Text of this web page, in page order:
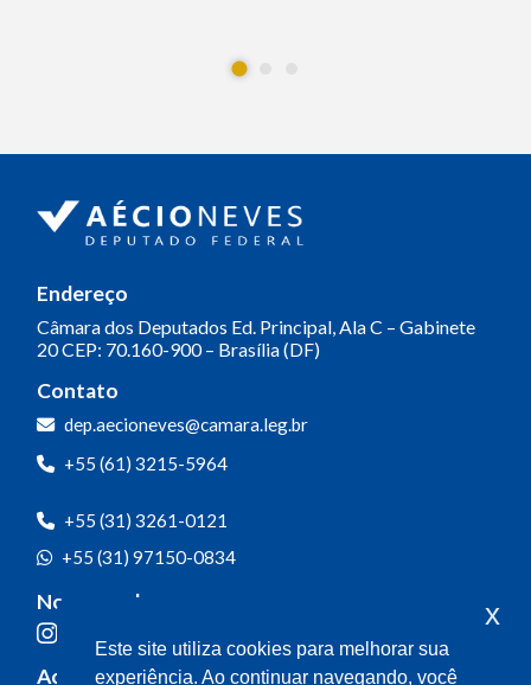
Endereço
Câmara dos Deputados Ed. Principal, Ala C – Gabinete
20CEP: 70.160-900 – Brasília (DF)
Contato
dep.aecioneves@camara.leg.br
+55 (61) 3215-5964
+55 (31) 3261-0121
+55 (31) 97150-0834
Nossas redes
Acompanhe o meu mandato
Este site utiliza cookies para melhorar sua
experiência. Ao continuar navegando, você
x